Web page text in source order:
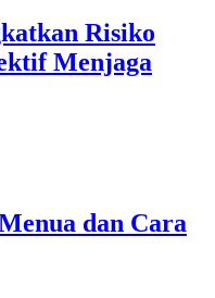
Risiko
Menjaga
dan Cara